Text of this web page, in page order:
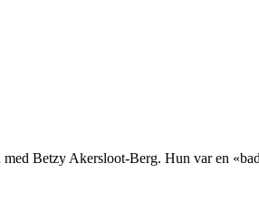
Betzy Akersloot-Berg. Hun var en